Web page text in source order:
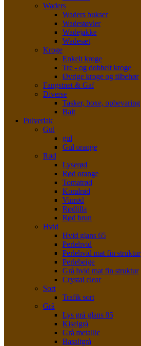
Waders
Waders bukser
Wadestøvler
Wadejakke
Wadesæt
Kroge
Enkelt kroge
Tre - og dobbelt kroge
Øvrige kroge og tilbehør
Fangstnet & Gaf
Diverse
Tasker, boxe, opbevaring
Bait
Pulverlak
Gul
gul
Gul orange
Rød
Lyserød
Rød orange
Tomatrød
Koralrød
Vinrød
Rødlilla
Rød brun
Hvid
Hvid glans 65
Perlehvid
Perlehvid mat fin struktur
Perlebeige
Grå hvid mat fin struktur
Crystal clear
Sort
Trafik sort
Grå
Lys grå glans 85
Kiselgrå
Grå metallic
Basaltgrå